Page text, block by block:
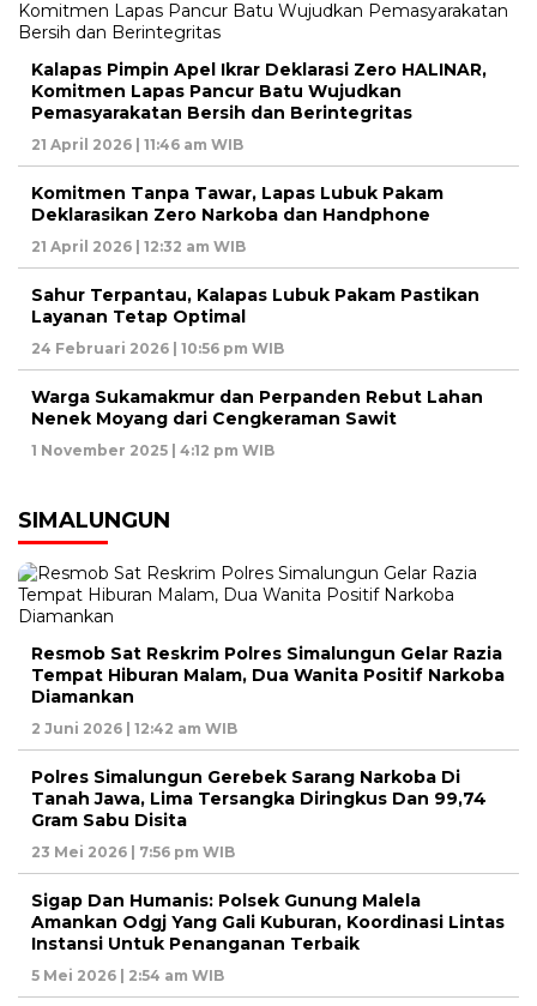
Kalapas Pimpin Apel Ikrar Deklarasi Zero HALINAR,
Komitmen Lapas Pancur Batu Wujudkan
Pemasyarakatan Bersih dan Berintegritas
21 April 2026 | 11:46 am WIB
Komitmen Tanpa Tawar, Lapas Lubuk Pakam
Deklarasikan Zero Narkoba dan Handphone
21 April 2026 | 12:32 am WIB
Sahur Terpantau, Kalapas Lubuk Pakam Pastikan
Layanan Tetap Optimal
24 Februari 2026 | 10:56 pm WIB
Warga Sukamakmur dan Perpanden Rebut Lahan
Nenek Moyang dari Cengkeraman Sawit
1 November 2025 | 4:12 pm WIB
SIMALUNGUN
Resmob Sat Reskrim Polres Simalungun Gelar Razia
Tempat Hiburan Malam, Dua Wanita Positif Narkoba
Diamankan
2 Juni 2026 | 12:42 am WIB
Polres Simalungun Gerebek Sarang Narkoba Di
Tanah Jawa, Lima Tersangka Diringkus Dan 99,74
Gram Sabu Disita
23 Mei 2026 | 7:56 pm WIB
Sigap Dan Humanis: Polsek Gunung Malela
Amankan Odgj Yang Gali Kuburan, Koordinasi Lintas
Instansi Untuk Penanganan Terbaik
5 Mei 2026 | 2:54 am WIB